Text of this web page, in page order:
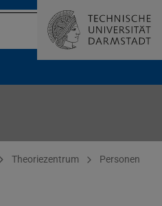
Theoriezentrum Personen